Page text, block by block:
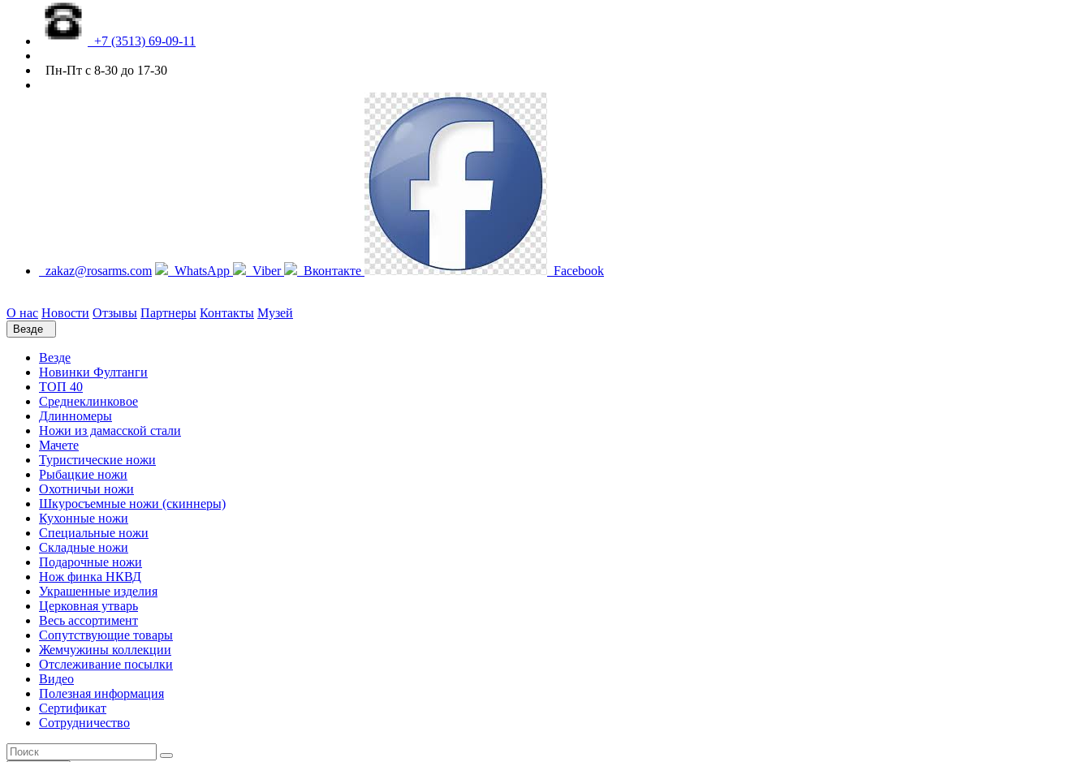
+7 (3513) 69-09-11
Пн-Пт с 8-30 до 17-30
zakaz@rosarms.com WhatsApp Viber Вконтакте Facebook
О нас Новости Отзывы Партнеры Контакты Музей
Везде
Везде
Новинки Фултанги
ТОП 40
Среднеклинковое
Длинномеры
Ножи из дамасской стали
Мачете
Туристические ножи
Рыбацкие ножи
Охотничьи ножи
Шкуросъемные ножи (скиннеры)
Кухонные ножи
Специальные ножи
Складные ножи
Подарочные ножи
Нож финка НКВД
Украшенные изделия
Церковная утварь
Весь ассортимент
Сопутствующие товары
Жемчужины коллекции
Отслеживание посылки
Видео
Полезная информация
Сертификат
Сотрудничество